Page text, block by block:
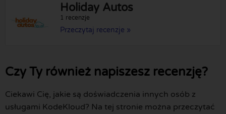
Holiday Autos
1 recenzje
Przeczytaj recenzje »
Czy Ty również napiszesz recenzję?
Ciekawi Cię, jakie są doświadczenia innych osób z
usługami KodeKloud? Na tej stronie można przeczytać